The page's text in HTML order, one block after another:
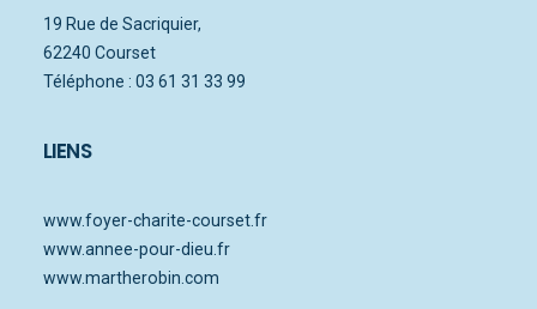
19 Rue de Sacriquier,
62240 Courset
Téléphone : 03 61 31 33 99
LIENS
www.foyer-charite-courset.fr
www.annee-pour-dieu.fr
www.martherobin.com